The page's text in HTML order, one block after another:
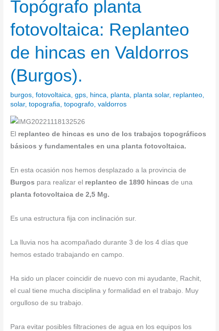
Topógrafo planta
fotovoltaica: Replanteo
de hincas en Valdorros
(Burgos).
burgos,fotovoltaica,gps, hinca, planta, planta solar, replanteo,
solar,topografia,topografo,valdorros
El replanteo de hincas es uno de los trabajos topográficos
básicos y fundamentales en una planta fotovoltaica.
En esta ocasión nos hemos desplazado a la provincia de
Burgos para realizar el replanteo de 1890 hincas de una
planta fotovoltaica de 2,5 Mg.
Es una estructura fija con inclinación sur.
La lluvia nos ha acompañado durante 3 de los 4 días que
hemos estado trabajando en campo.
Ha sido un placer coincidir de nuevo con mi ayudante, Rachit,
el cual tiene mucha disciplina y formalidad en el trabajo. Muy
orgulloso de su trabajo.
Para evitar posibles filtraciones de agua en los equipos los
planta
fotovoltaica:
Replanteo
de
en
Valdorros
(Burgos).